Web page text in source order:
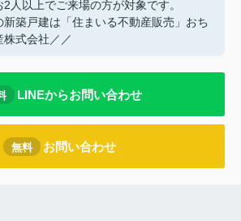
2人以上でご来場の方が対象です。
新築戸建は「住まいる不動産販売」おち
株式会社／／
LINEからお問い合わせ
無料 お問い合わせ